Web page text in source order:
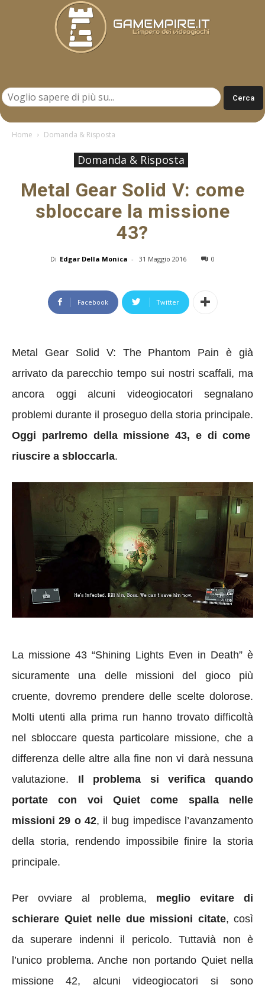
Home Domanda & Risposta
Domanda & Risposta
Metal Gear Solid V: come
sbloccare la missione
43?
Di Edgar Della Monica - 31 Maggio 2016 0
Facebook Twitter
Metal Gear Solid V: The Phantom Pain è già
arrivato da parecchio tempo sui nostri scaffali, ma
ancora oggi alcuni videogiocatori segnalano
problemi durante il proseguo della storia principale.
Oggi parlremo della missione 43, e di come
riuscire a sbloccarla.
La missione 43 “Shining Lights Even in Death” è
sicuramente una delle missioni del gioco più
cruente, dovremo prendere delle scelte dolorose.
Molti utenti alla prima run hanno trovato difficoltà
nel sbloccare questa particolare missione, che a
differenza delle altre alla fine non vi darà nessuna
valutazione. Il problema si verifica quando
portate con voi Quiet come spalla nelle
missioni 29 o 42, il bug impedisce l’avanzamento
della storia, rendendo impossibile finire la storia
principale.
Per ovviare al problema, meglio evitare di
schierare Quiet nelle due missioni citate, così
da superare indenni il pericolo. Tuttavià non è
l’unico problema. Anche non portando Quiet nella
missione 42, alcuni videogiocatori si sono